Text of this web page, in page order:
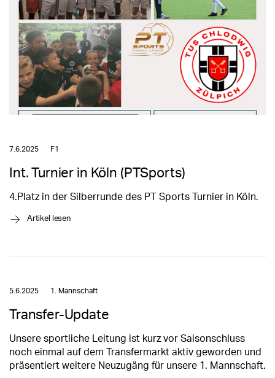
7.6.2025 F1
Int. Turnier in Köln (PTSports)
4.Platz in der Silberrunde des PT Sports Turnier in Köln.
→ Artikel lesen
5.6.2025 1. Mannschaft
Transfer-Update
Unsere sportliche Leitung ist kurz vor Saisonschluss
noch einmal auf dem Transfermarkt aktiv geworden und
präsentiert weitere Neuzugäng für unsere 1. Mannschaft.